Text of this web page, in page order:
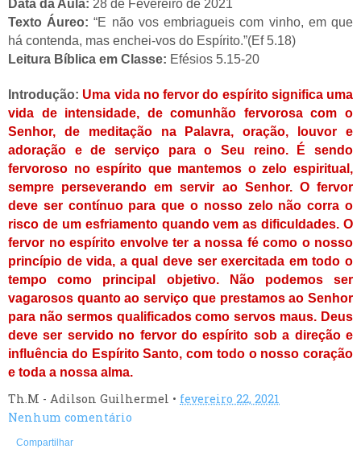
Data da Aula: 28 de Fevereiro de 2021
Texto Áureo: “E não vos embriagueis com vinho, em que
há contenda, mas enchei-vos do Espírito.”(Ef 5.18)
Leitura Bíblica em Classe: Efésios 5.15-20
Introdução: Uma vida no fervor do espírito significa uma
vida de intensidade, de comunhão fervorosa com o
Senhor, de meditação na Palavra, oração, louvor e
adoração e de serviço para o Seu reino. É sendo
fervoroso no espírito que mantemos o zelo espiritual,
sempre perseverando em servir ao Senhor. O fervor
deve ser contínuo para que o nosso zelo não corra o
risco de um esfriamento quando vem as dificuldades. O
fervor no espírito envolve ter a nossa fé como o nosso
princípio de vida, a qual deve ser exercitada em todo o
tempo como principal objetivo. Não podemos ser
vagarosos quanto ao serviço que prestamos ao Senhor
para não sermos qualificados como servos maus. Deus
deve ser servido no fervor do espírito sob a direção e
influência do Espírito Santo, com todo o nosso coração
e toda a nossa alma.
Th.M - Adilson Guilhermel • fevereiro 22, 2021
Nenhum comentário
Compartilhar